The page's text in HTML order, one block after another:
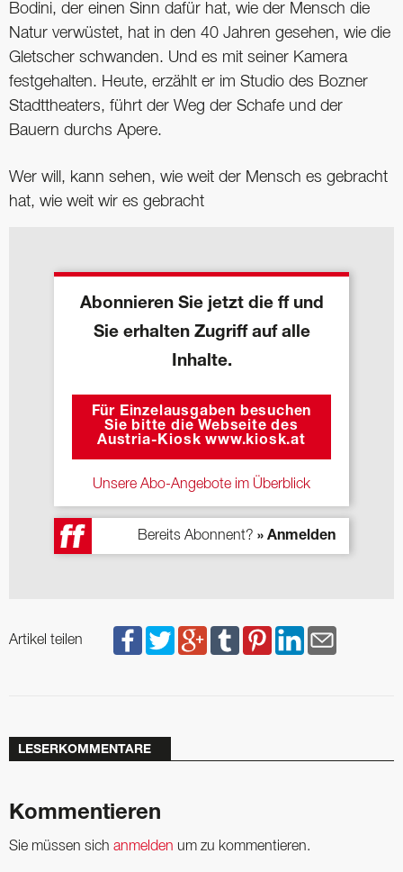
Bodini, der einen Sinn dafür hat, wie der Mensch die
Natur verwüstet, hat in den 40 Jahren gesehen, wie die
Gletscher schwanden. Und es mit seiner Kamera
festgehalten. Heute, erzählt er im Studio des Bozner
Stadttheaters, führt der Weg der Schafe und der
Bauern durchs Apere.
Wer will, kann sehen, wie weit der Mensch es gebracht
hat, wie weit wir es gebracht
Abonnieren Sie jetzt die ff und
Sie erhalten Zugriff auf alle
Inhalte.
Für Einzelausgaben besuchen
Sie bitte die Webseite des
Austria-Kiosk www.kiosk.at
Unsere Abo-Angebote im Überblick
Bereits Abonnent? » Anmelden
Artikel teilen
LESERKOMMENTARE
Kommentieren
Sie müssen sich anmelden um zu kommentieren.